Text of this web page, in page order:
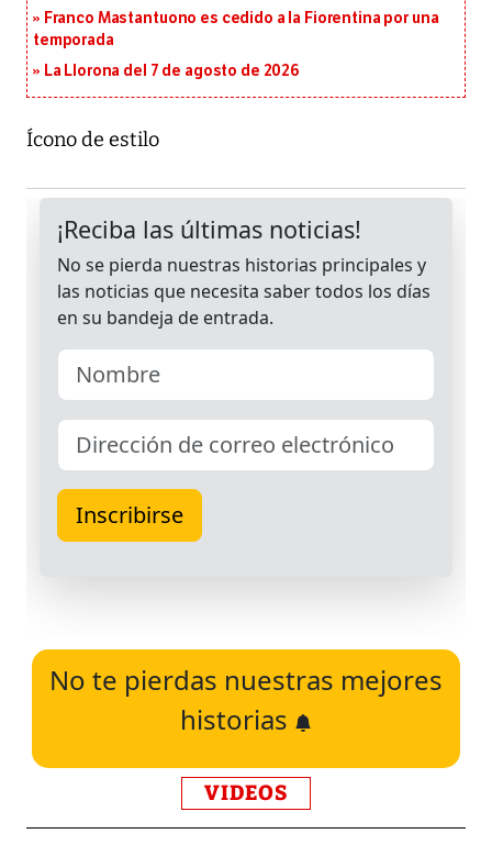
Franco Mastantuono es cedido a la Fiorentina por una
temporada
La Llorona del 7 de agosto de 2026
Ícono de estilo
No te pierdas nuestras mejores
historias
VIDEOS